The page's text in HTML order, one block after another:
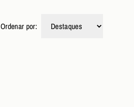
Ordenar por: